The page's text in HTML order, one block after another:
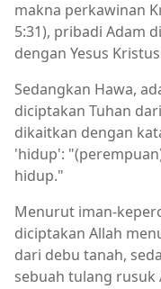
makna perkawinan
5:31), pribadi Adam
dengan Yesus
Sedangkan Hawa,
diciptakan Tuhan
dikaitkan dengan
'hidup':
hidup."
Menurut iman-
diciptakan Allah
dari debu tanah,
sebuah tulang rusuk